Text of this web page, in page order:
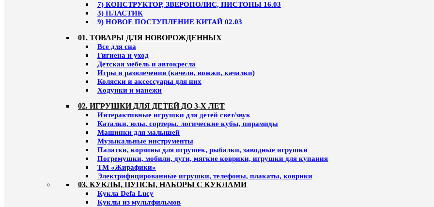
7) КОНСТРУКТОР, ЗВЕРОПОЛИС, ПИСТОНЫ 16.03
3) ПЛАСТИК
9) НОВОЕ ПОСТУПЛЕНИЕ КИТАЙ 02.03
01. ТОВАРЫ ДЛЯ НОВОРОЖДЕННЫХ
Все для сна
Гигиена и уход
Детская мебель и автокресла
Игры и развлечения (качели, вожжи, качалки)
Коляски и аксессуары для них
Ходунки и манежи
02. ИГРУШКИ ДЛЯ ДЕТЕЙ ДО 3-Х ЛЕТ
Интерактивные игрушки для детей свет/звук
Каталки, юлы, сортеры. логические кубы, пирамиды
Машинки для малышей
Музыкальные инструменты
Палатки, корзины для игрушек, рыбалки, заводные игрушки
Погремушки, мобили, дуги, мягкие коврики, игрушки для купания
ТМ «Жирафики»
Электрифицированные игрушки, телефоны, плакаты, коврики
03. КУКЛЫ, ПУПСЫ, НАБОРЫ С КУКЛАМИ
Кукла Defa Lucy
Куклы из мультфильмов